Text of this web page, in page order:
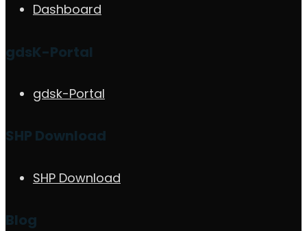
Dashboard
gdsK-Portal
gdsk-Portal
SHP Download
SHP Download
Blog